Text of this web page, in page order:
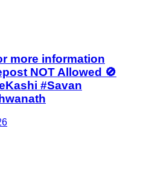
more information
NOT Allowed 🚫
#Savan